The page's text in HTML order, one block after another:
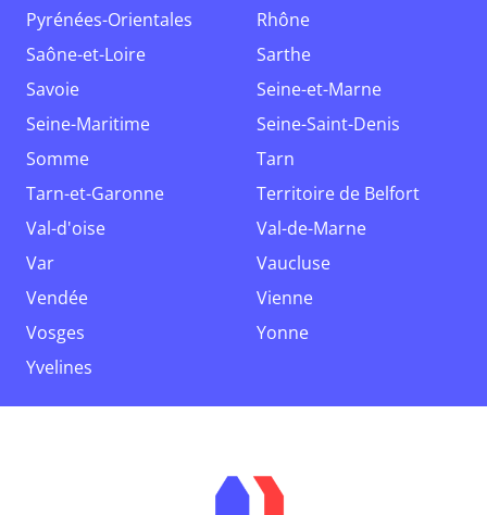
Pyrénées-Orientales
Rhône
Saône-et-Loire
Sarthe
Savoie
Seine-et-Marne
Seine-Maritime
Seine-Saint-Denis
Somme
Tarn
Tarn-et-Garonne
Territoire de Belfort
Val-d'oise
Val-de-Marne
Var
Vaucluse
Vendée
Vienne
Vosges
Yonne
Yvelines